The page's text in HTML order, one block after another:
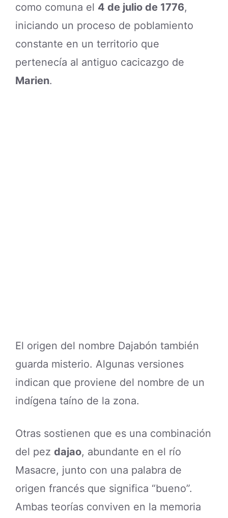
como comuna el 4 de julio de 1776,
iniciando un proceso de poblamiento
constante en un territorio que
pertenecía al antiguo cacicazgo de
Marien.
El origen del nombre Dajabón también
guarda misterio. Algunas versiones
indican que proviene del nombre de un
indígena taíno de la zona.
Otras sostienen que es una combinación
del pez dajao, abundante en el río
Masacre, junto con una palabra de
origen francés que significa “bueno”.
Ambas teorías conviven en la memoria